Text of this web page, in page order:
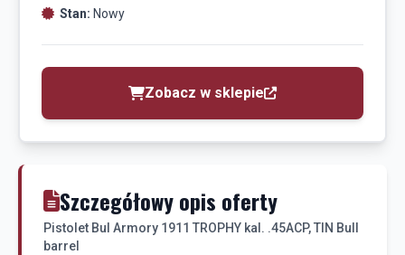
Stan: Nowy
Zobacz w sklepie
Szczegółowy opis oferty
Pistolet Bul Armory 1911 TROPHY kal. .45ACP, TIN Bull
barrel